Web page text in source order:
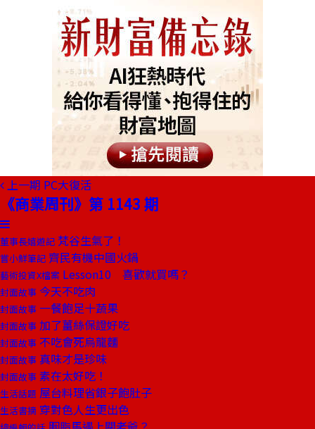
上一期 PC大復活
《商業周刊》第 1143 期
董事長嬉遊記 梵谷生氣了！
嘗小鮮筆記 齊民有機中國火鍋
藝術投資X檔案 Lesson10 喜歡就買嗎？
封面故事 今天不吃肉
封面故事 一餐飽足十蔬果
封面故事 加了薑絲保證好吃
封面故事 不吃會死烏龍麵
封面故事 真味才是珍味
封面故事 素在太好吃！
生活話題 屋台料理省銀子飽肚子
生活書摘 穿對色人生更出色